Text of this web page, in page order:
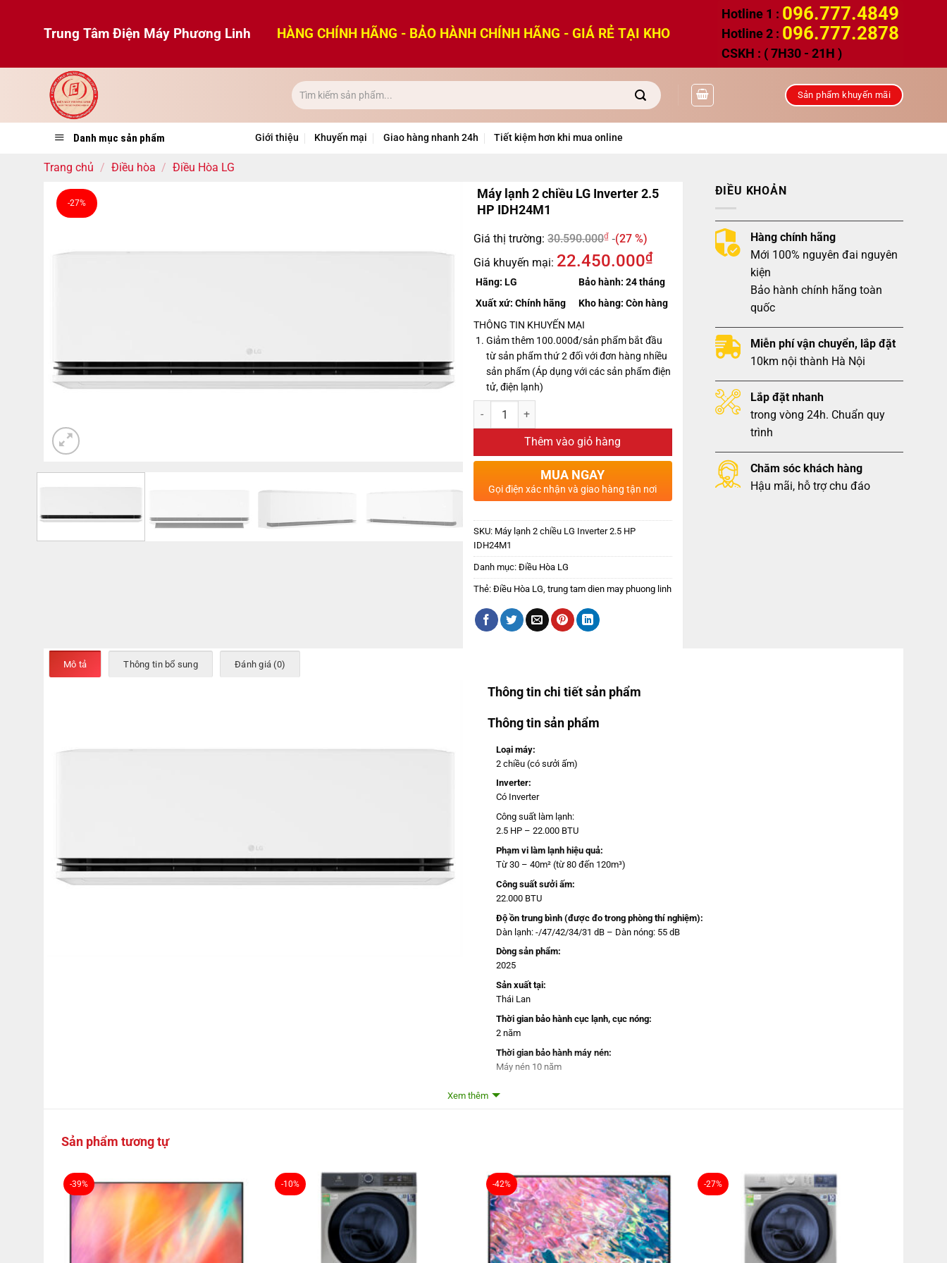
Trung Tâm Điện Máy Phương Linh HÀNG CHÍNH HÃNG - BẢO HÀNH CHÍNH HÃNG - GIÁ RẺ TẠI KHO
Hotline 1 : 096.777.4849
Hotline 2 : 096.777.2878
CSKH : ( 7H30 - 21H )
Sản phẩm khuyến mãi
Danh mục sản phẩm Giới thiệu Khuyến mại Giao hàng nhanh 24h Tiết kiệm hơn khi mua online
Trang chủ / Điều hòa / Điều Hòa LG
-27%
Máy lạnh 2 chiều LG Inverter 2.5
HP IDH24M1
Giá thị trường: 30.590.000₫
(27 %)
Giá khuyến mại: 22.450.000₫
Hãng: LG
Xuất xứ: Chính hãng
Bảo hành: 24 tháng
Kho hàng: Còn hàng
THÔNG TIN KHUYẾN MẠI
Giảm thêm 100.000đ/sản phẩm bắt đầu
từ sản phẩm thứ 2 đối với đơn hàng nhiều
sản phẩm (Áp dụng với các sản phẩm điện
tử, điện lạnh)
Thêm vào giỏ hàng
MUA NGAY
Gọi điện xác nhận và giao hàng tận nơi
SKU: Máy lạnh 2 chiều LG Inverter 2.5 HP
IDH24M1
Danh mục: Điều Hòa LG
Thẻ: Điều Hòa LG trung tam dien may phuong linh
ĐIỀU KHOẢN
Hàng chính hãng
Mới 100% nguyên đai nguyên
kiện
Bảo hành chính hãng toàn
quốc
Miễn phí vận chuyển, lắp đặt
10km nội thành Hà Nội
Lắp đặt nhanh
trong vòng 24h. Chuẩn quy
trình
Chăm sóc khách hàng
Hậu mãi, hỗ trợ chu đáo
Mô tả Thông tin bổ sung Đánh giá (0)
Thông tin chi tiết sản phẩm
Thông tin sản phẩm
Loại máy:
2 chiều (có sưởi ấm)
Inverter:
Có Inverter
Công suất làm lạnh:
2.5 HP – 22.000 BTU
Phạm vi làm lạnh hiệu quả:
Từ 30 – 40m² (từ 80 đến 120m³)
Công suất sưởi ấm:
22.000 BTU
Độ ồn trung bình (được đo trong phòng thí nghiệm):
Dàn lạnh: -/47/42/34/31 dB – Dàn nóng: 55 dB
Dòng sản phẩm:
2025
Sản xuất tại:
Thái Lan
Thời gian bảo hành cục lạnh, cục nóng:
2 năm
Thời gian bảo hành máy nén:
Máy nén 10 năm
Ống dẫn gas bằng Đồng – Lá tản nhiệt bằng Nhôm phủ lớp Gold-Fin
Tiêu thụ điện:
Làm lạnh: 2.01 kW/h – Sưởi ấm: 1.89 kW/h
Nhãn năng lượng:
5 sao (Hiệu suất năng lượng 5.43)
Công nghệ tiết kiệm điện:
Xem thêm
Sản phẩm tương tự
-39% -10% -42% -27%